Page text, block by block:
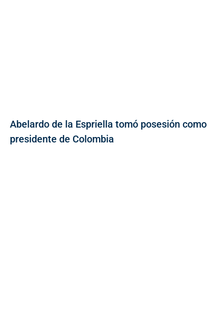
Abelardo de la Espriella tomó posesión como
presidente de Colombia